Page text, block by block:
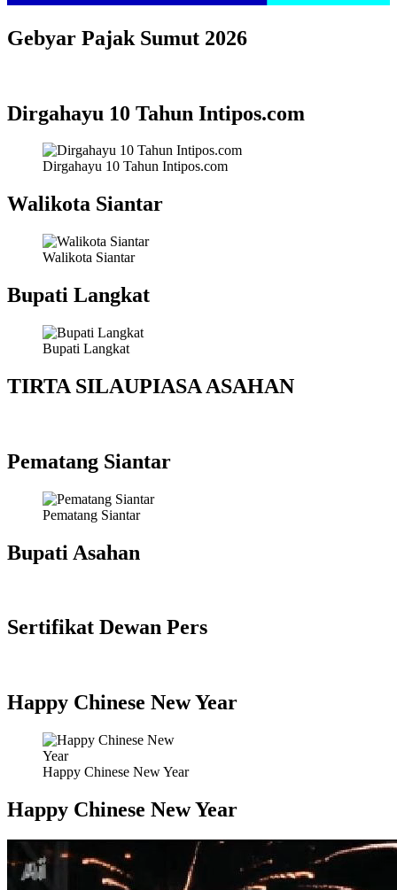
Gebyar Pajak Sumut 2026
Dirgahayu 10 Tahun Intipos.com
Dirgahayu 10 Tahun Intipos.com
Walikota Siantar
Walikota Siantar
Bupati Langkat
Bupati Langkat
TIRTA SILAUPIASA ASAHAN
Pematang Siantar
Pematang Siantar
Bupati Asahan
Sertifikat Dewan Pers
Happy Chinese New Year
Happy Chinese New Year
Happy Chinese New Year